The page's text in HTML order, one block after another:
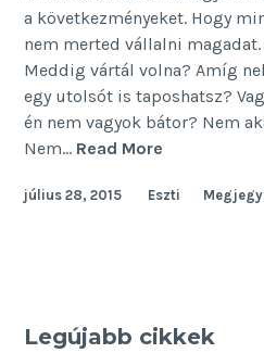
a következményeket. Hogy
nem merted vállalni
Meddig vártál volna? Amíg
egy utolsót is taposhatsz?
én nem vagyok bátor? Nem
Nem… Read More
július 28, 2015 Eszti
Legújabb cikkek